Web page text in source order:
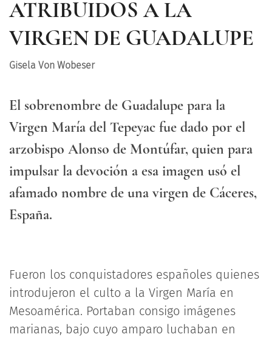
ATRIBUIDOS A LA
VIRGEN DE GUADALUPE
Gisela Von Wobeser
El sobrenombre de Guadalupe para la
Virgen María del Tepeyac fue dado por el
arzobispo Alonso de Montúfar, quien para
impulsar la devoción a esa imagen usó el
afamado nombre de una virgen de Cáceres,
España.
Fueron los conquistadores españoles quienes
introdujeron el culto a la Virgen María en
Mesoamérica. Portaban consigo imágenes
marianas, bajo cuyo amparo luchaban en